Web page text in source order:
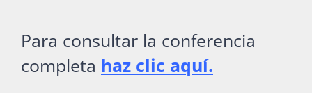
Para consultar la conferencia
completa haz clic aquí.